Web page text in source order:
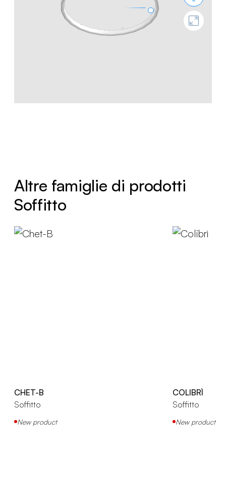
Altre famiglie di prodotti
Soffitto
CHET-B
Soffitto
New product
COLIBRÌ
Soffitto
New product